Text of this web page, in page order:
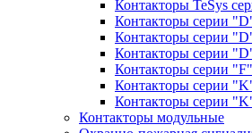
Контакторы TeSys
Контакторы серии
Контакторы серии
Контакторы серии
Контакторы серии
Контакторы серии
Контакторы серии
Контакторы модульные